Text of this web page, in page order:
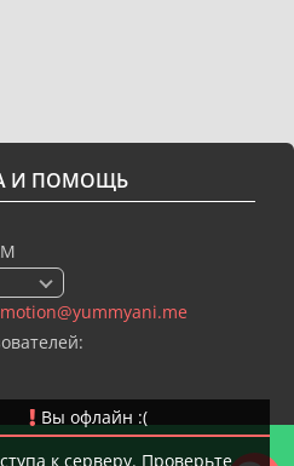
И ПОМОЩЬ
Вы офлайн :(
к серверу. Проверьте